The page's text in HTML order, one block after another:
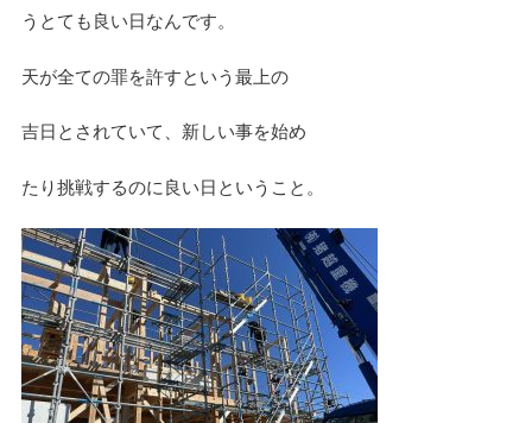
うとても良い日なんです。
天が全ての罪を許すという最上の
吉日とされていて、新しい事を始め
たり挑戦するのに良い日ということ。
設計グループ
施工グループ
新商品
ホームページ